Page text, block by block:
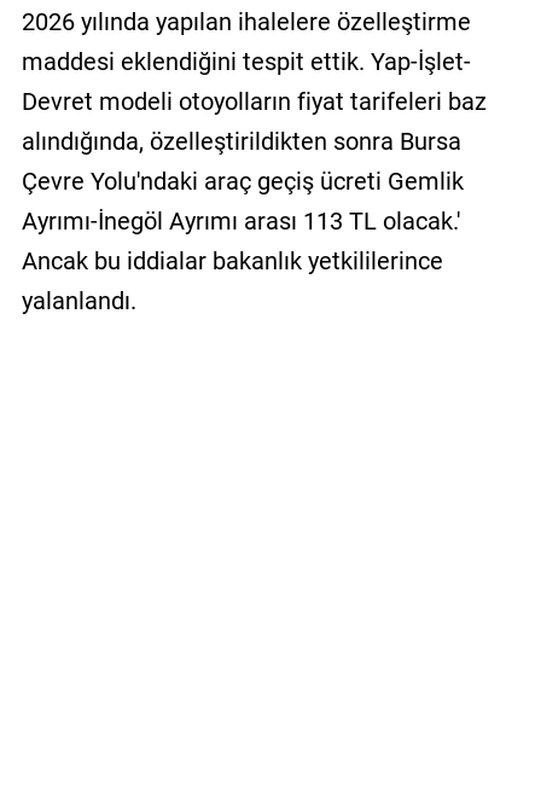
2026 yılında yapılan ihalelere özelleştirme
maddesi eklendiğini tespit ettik. Yap-İşlet-
Devret modeli otoyolların fiyat tarifeleri baz
alındığında, özelleştirildikten sonra Bursa
Çevre Yolu'ndaki araç geçiş ücreti Gemlik
Ayrımı-İnegöl Ayrımı arası 113 TL olacak.'
Ancak bu iddialar bakanlık yetkililerince
yalanlandı.